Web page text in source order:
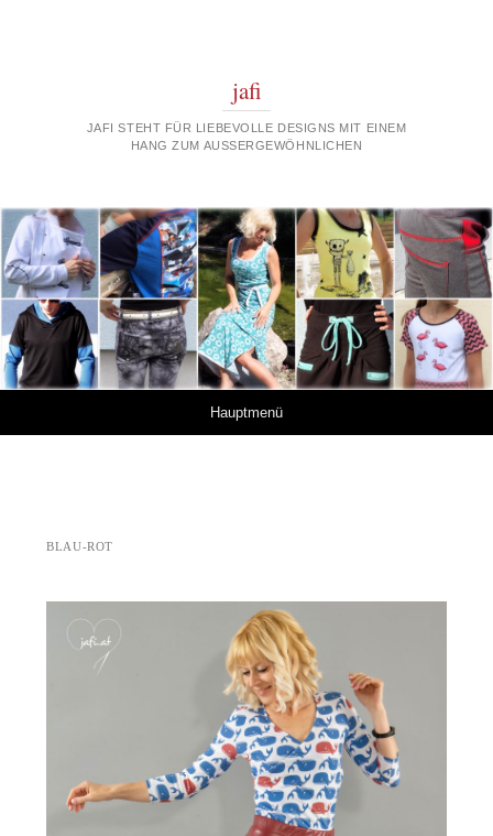
jafi
JAFI STEHT FÜR LIEBEVOLLE DESIGNS MIT EINEM
HANG ZUM AUSSERGEWÖHNLICHEN
Hauptmenü
BLAU-ROT